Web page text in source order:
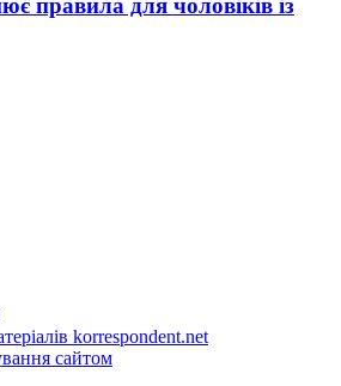
правила для чоловіків із
korrespondent.net
сайтом